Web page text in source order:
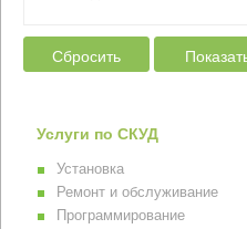
Сбросить
Услуги по СКУД
Установка
Ремонт и обслуживание
Программирование